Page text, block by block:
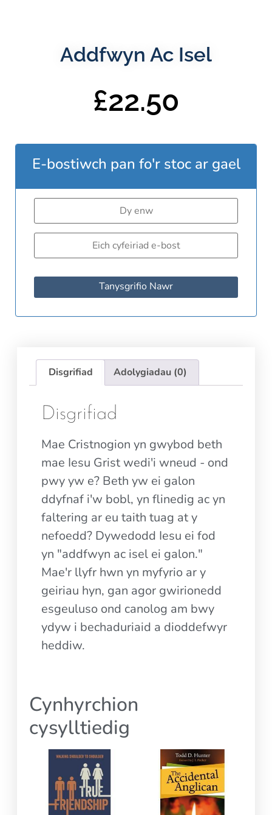
Addfwyn Ac Isel
£22.50
E-bostiwch pan fo'r stoc ar gael
Tanysgrifio Nawr
Disgrifiad Adolygiadau (0)
Disgrifiad
Mae Cristnogion yn gwybod beth
mae Iesu Grist wedi'i wneud - ond
pwy yw e? Beth yw ei galon
ddyfnaf i'w bobl, yn flinedig ac yn
faltering ar eu taith tuag at y
nefoedd? Dywedodd Iesu ei fod
yn "addfwyn ac isel ei galon."
Mae'r llyfr hwn yn myfyrio ar y
geiriau hyn, gan agor gwirionedd
esgeuluso ond canolog am bwy
ydyw i bechaduriaid a dioddefwyr
heddiw.
Cynhyrchion
cysylltiedig